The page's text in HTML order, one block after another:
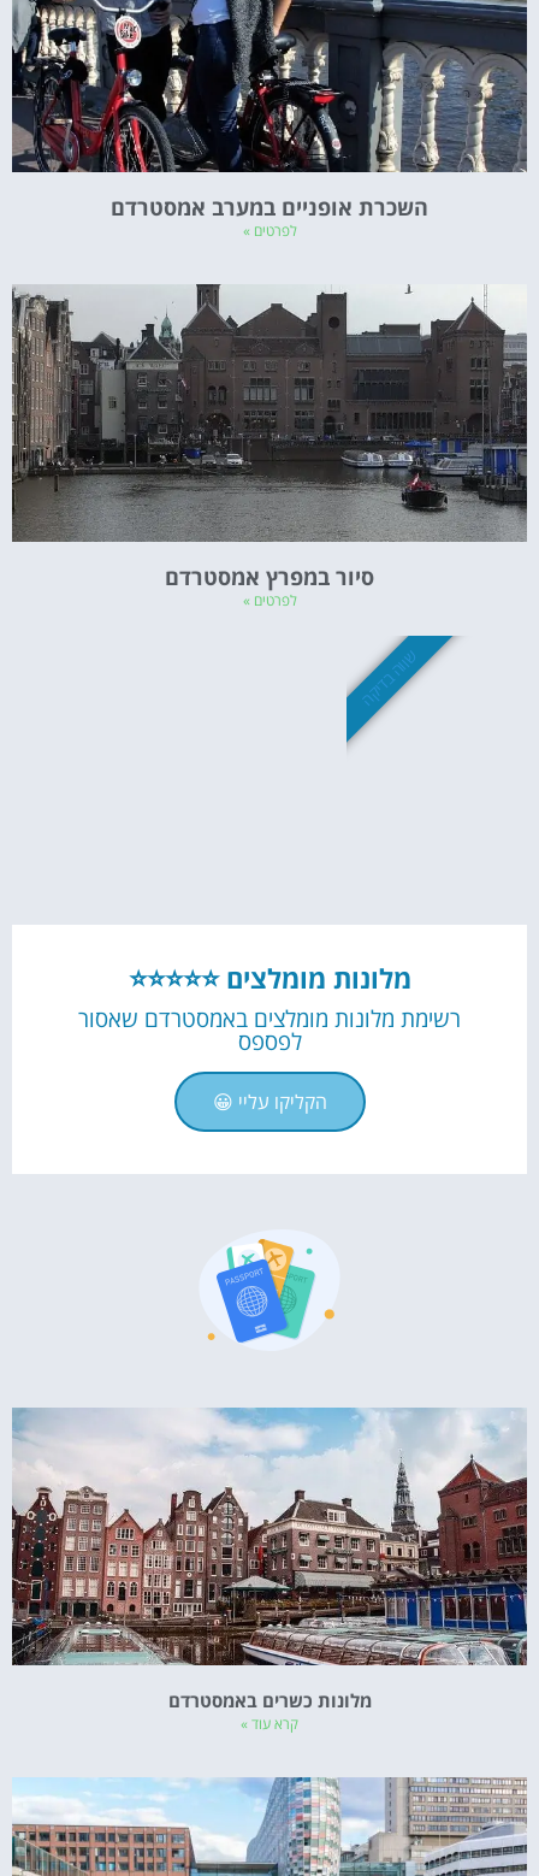
השכרת אופניים במערב אמסטרדם
לפרטים »
סיור במפרץ אמסטרדם
לפרטים »
מלונות מומלצים ⭐⭐⭐⭐⭐
רשימת מלונות מומלצים באמסטרדם שאסור
לפספס
הקליקו עליי 😀
שווה בדיקה
מלונות כשרים באמסטרדם
קרא עוד »